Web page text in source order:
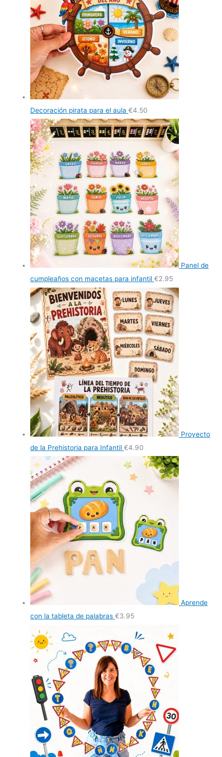
Decoración pirata para el aula €4.50
Panel de
cumpleaños con macetas para infantil €2.95
Proyecto
de la Prehistoria para Infantil €4.90
Aprende
con la tableta de palabras €3.95